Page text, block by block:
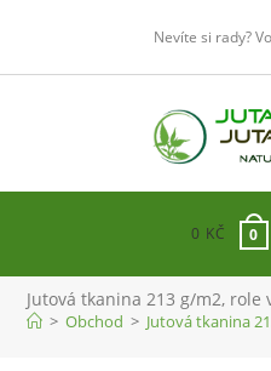
obsahu
Nevíte si rady?
0 KČ 0
Jutová tkanina 213 g/m2,
> Obchod > Jutová tkanina